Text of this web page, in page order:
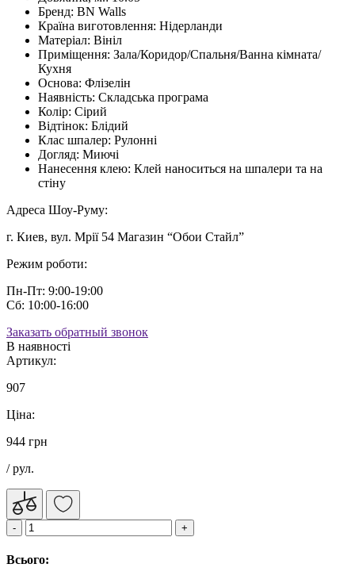
Бренд: BN Walls
Країна виготовлення: Нідерланди
Матеріал: Вініл
Приміщення: Зала/Коридор/Спальня/Ванна кімната/
Кухня
Основа: Флізелін
Наявність: Складська програма
Колір: Сірий
Відтінок: Блідий
Клас шпалер: Рулонні
Догляд: Миючі
Нанесення клею: Клей наноситься на шпалери та на
стіну
Адреса Шоу-Руму:
г. Киев, вул. Мрії 54 Магазин “Обои Стайл”
Режим роботи:
Пн-Пт: 9:00-19:00
Сб: 10:00-16:00
Заказать обратный звонок
В наявності
Артикул:
907
Ціна:
944 грн
/ рул.
Всього: